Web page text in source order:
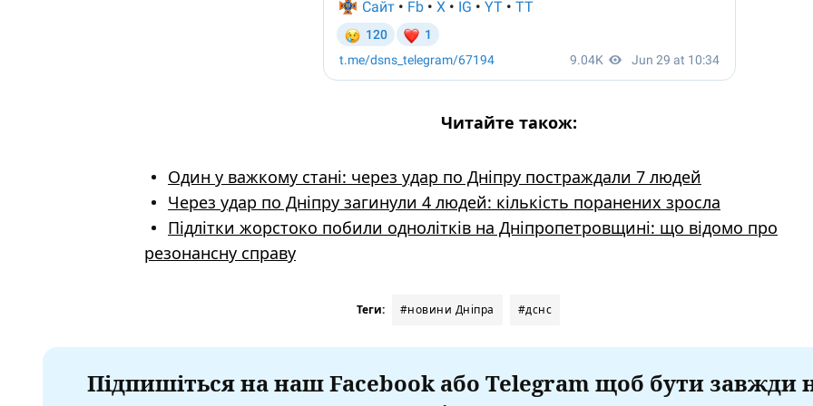
Читайте також:
Один у важкому стані: через удар по Дніпру постраждали 7 людей
Через удар по Дніпру загинули 4 людей: кількість поранених зросла
Підлітки жорстоко побили однолітків на Дніпропетровщині: що відомо про
резонансну справу
Теги: #новини Дніпра #дснс
Підпишіться на наш Facebook або Telegram щоб бути завжди